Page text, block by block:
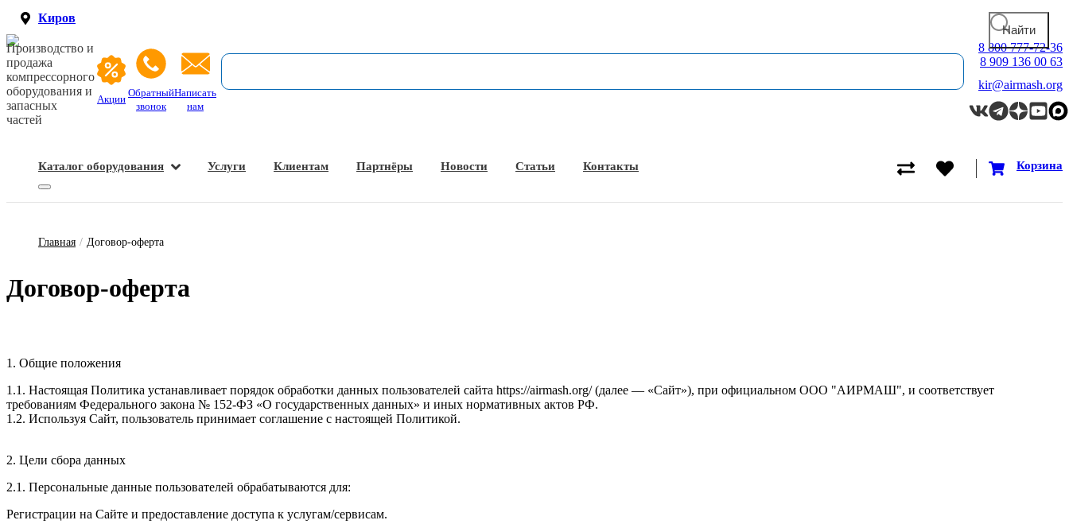
Киров
Производство и
продажа
компрессорного
оборудования и
запасных
частей
Акции
Обратный
звонок
Написать
нам
8 800 777-72-36
8 909 136 00 63
kir@airmash.org
Каталог оборудования Услуги Клиентам Партнёры Новости Статьи Контакты Корзина
Главная / Договор-оферта
До­го­вор-о­фер­та
1. Общие положения
1.1. Настоящая Политика устанавливает порядок обработки данных пользователей сайта https://airmash.org/ (далее — «Сайт»), при официальном ООО "АИРМАШ", и соответствует
требованиям Федерального закона № 152-ФЗ «О государственных данных» и иных нормативных актов РФ.
1.2. Используя Сайт, пользователь принимает соглашение с настоящей Политикой.
2. Цели сбора данных
2.1. Персональные данные пользователей обрабатываются для:
Регистрации на Сайте и предоставление доступа к услугам/сервисам.